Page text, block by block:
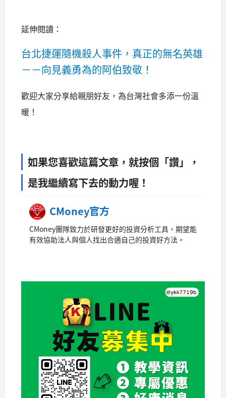
延伸閱讀：
台北捷運隨機殺人事件，真正的無名英雄
－－向見義勇為的阿伯致敬！
歡迎大家分享給親朋好友，為台灣社會多添一份溫
暖！
如果您喜歡這篇文章，就按個「讚」，
是我繼續寫下去的動力喔！
CMoney官方
CMoney團隊致力於研發更好的投資分析工具，期望能
有效協助法人與個人找出合適自己的投資好方法。